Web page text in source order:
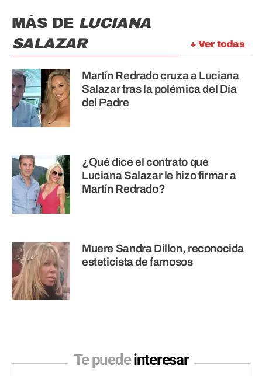
+ Ver todas
MÁS DE LUCIANA
SALAZAR
Martín Redrado cruza a Luciana
Salazar tras la polémica del Día
del Padre
¿Qué dice el contrato que
Luciana Salazar le hizo firmar a
Martín Redrado?
Muere Sandra Dillon, reconocida
esteticista de famosos
Te puedeinteresar